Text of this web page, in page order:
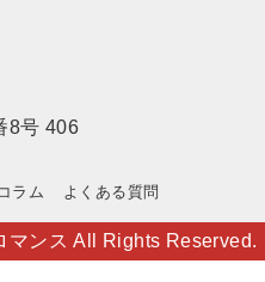
8号 406
コラム よくある質問
マンス All Rights Reserved.